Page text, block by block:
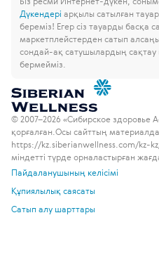
Дүкендері арқылы сатылған
береміз! Егер сіз тауарды басқа
маркетплейстерден сатып
сондай-ақ сатушылардың сақтау
бермейміз.
© 2007–2026 «Сибирское
қорғалған. Осы сайттың
https://kz.siberianwellness.com/kz-
міндетті түрде орналастырған
Пайдаланушының келісімі
Құпиялылық саясаты
Сатып алу шарттары